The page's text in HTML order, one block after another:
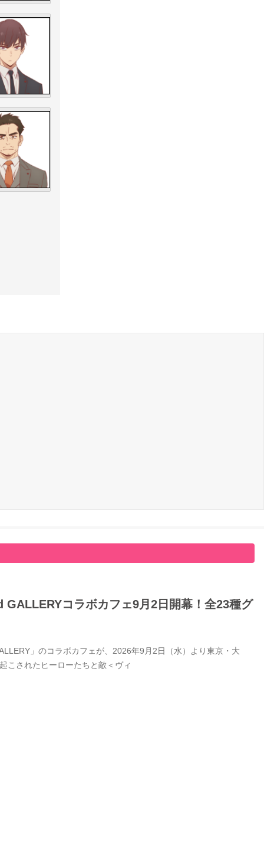
コラボカフェ9月2日開幕！全23種グ
」のコラボカフェが、2026年9月2日（水）より東京・大
こされたヒーローたちと敵＜ヴィ